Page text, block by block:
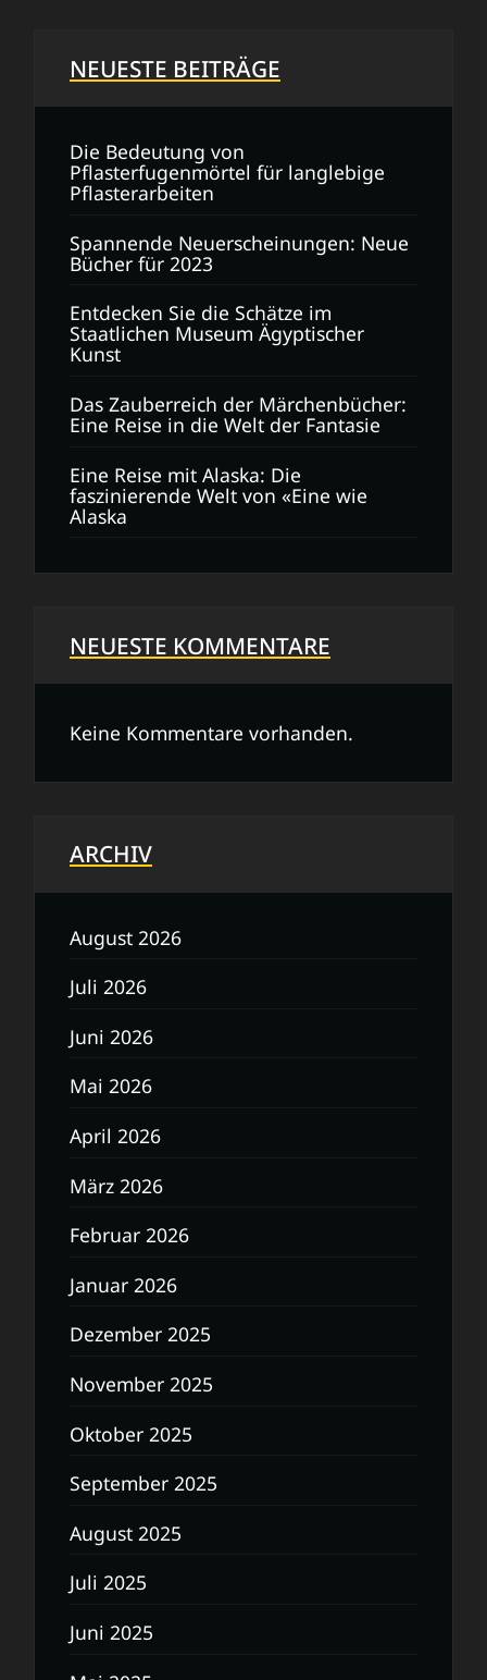
NEUESTE BEITRÄGE
Die Bedeutung von
Pflasterfugenmörtel für langlebige
Pflasterarbeiten
Spannende Neuerscheinungen: Neue
Bücher für 2023
Entdecken Sie die Schätze im
Staatlichen Museum Ägyptischer
Kunst
Das Zauberreich der Märchenbücher:
Eine Reise in die Welt der Fantasie
Eine Reise mit Alaska: Die
faszinierende Welt von «Eine wie
Alaska
NEUESTE KOMMENTARE
Keine Kommentare vorhanden.
ARCHIV
August 2026
Juli 2026
Juni 2026
Mai 2026
April 2026
März 2026
Februar 2026
Januar 2026
Dezember 2025
November 2025
Oktober 2025
September 2025
August 2025
Juli 2025
Juni 2025